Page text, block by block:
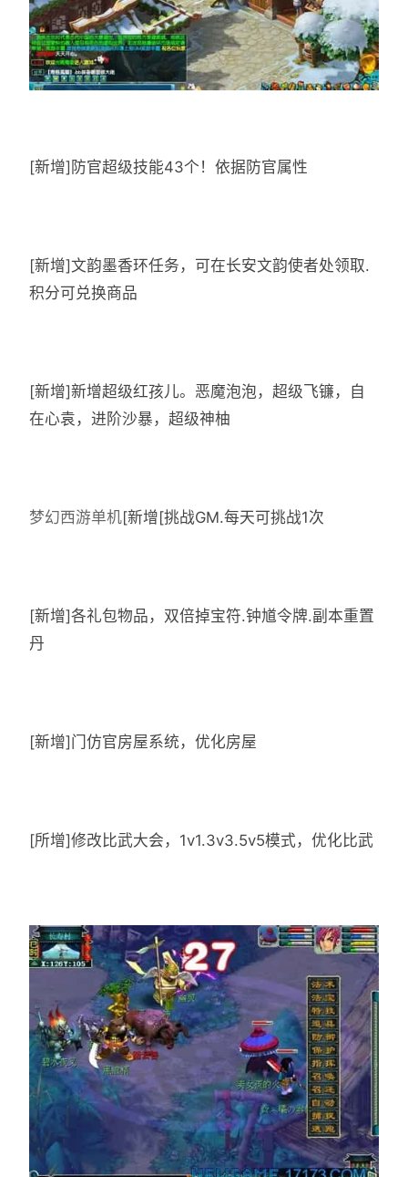
[新增]防官超级技能43个！依据防官属性
[新增]文韵墨香环任务，可在长安文韵使者处领取.
积分可兑换商品
[新增]新增超级红孩儿。恶魔泡泡，超级飞镰，自
在心袁，进阶沙暴，超级神柚
梦幻西游单机[新增[挑战GM.每天可挑战1次
[新增]各礼包物品，双倍掉宝符.钟馗令牌.副本重置
丹
[新增]门仿官房屋系统，优化房屋
[所增]修改比武大会，1v1.3v3.5v5模式，优化比武